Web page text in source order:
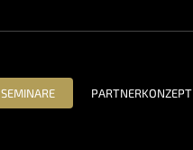
SEMINARE PARTNERKONZEPT